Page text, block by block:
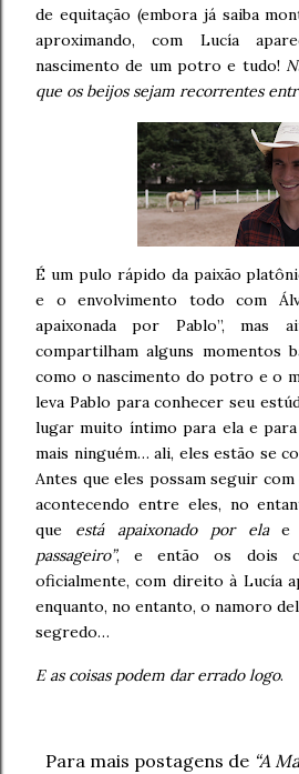
de equitação (embora já saiba
aproximando, com Lucía
nascimento de um potro e tudo!
que os beijos sejam recorrentes
É um pulo rápido da paixão
e o envolvimento todo com
apaixonada por Pablo”, mas
compartilham alguns momentos
como o nascimento do potro e o
leva Pablo para conhecer seu
lugar muito íntimo para ela e
mais ninguém… ali, eles estão se
Antes que eles possam seguir
acontecendo entre eles, no
que está apaixonado por ela
passageiro”, e então os dois
oficialmente, com direito à Lucía
enquanto, no entanto, o namoro
segredo…
E as coisas podem dar errado logo.
Para mais postagens de “A